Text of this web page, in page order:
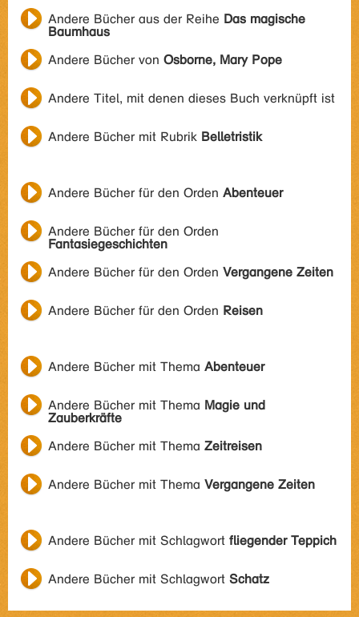
Andere Bücher aus der Reihe Das magische
Baumhaus
Andere Bücher von Osborne, Mary Pope
Andere Titel, mit denen dieses Buch verknüpft ist
Andere Bücher mit Rubrik Belletristik
Andere Bücher für den Orden Abenteuer
Andere Bücher für den Orden
Fantasiegeschichten
Andere Bücher für den Orden Vergangene Zeiten
Andere Bücher für den Orden Reisen
Andere Bücher mit Thema Abenteuer
Andere Bücher mit Thema Magie und
Zauberkräfte
Andere Bücher mit Thema Zeitreisen
Andere Bücher mit Thema Vergangene Zeiten
Andere Bücher mit Schlagwort fliegender Teppich
Andere Bücher mit Schlagwort Schatz